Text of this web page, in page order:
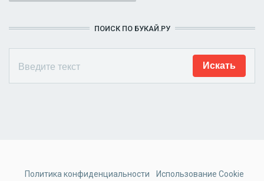
ПОИСК ПО БУКАЙ.РУ
Политика конфиденциальности Использование Cookie